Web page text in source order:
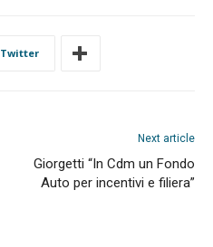
Twitter
Next article
Giorgetti “In Cdm un Fondo
Auto per incentivi e filiera”